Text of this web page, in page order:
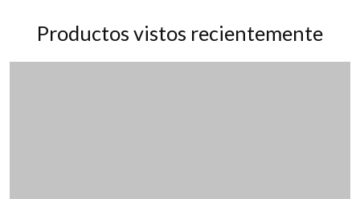
Productos vistos recientemente